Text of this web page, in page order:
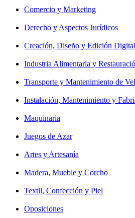
Comercio y Marketing
Derecho y Aspectos Jurídicos
Creación, Diseño y Edición Digital
Industria Alimentaria y
Transporte y Mantenimiento de
Instalación, Mantenimiento y
Maquinaria
Juegos de Azar
Artes y Artesanía
Madera, Mueble y Corcho
Textil, Confección y Piel
Oposiciones